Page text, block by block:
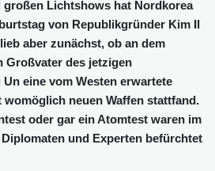
Lichtshows hat Nordkorea
von Republikgründer Kim Il
aber zunächst, ob an dem
Großvater des jetzigen
eine vom Westen erwartete
neuen Waffen stattfand.
oder gar ein Atomtest waren im
und Experten befürchtet